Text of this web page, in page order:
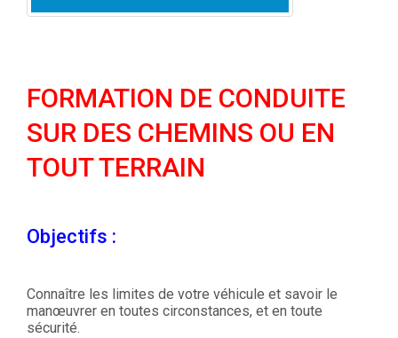
FORMATION DE CONDUITE
SUR DES CHEMINS OU EN
TOUT TERRAIN
Objectifs :
Connaître les limites de votre véhicule et savoir le
manœuvrer en toutes circonstances, et en toute
sécurité.